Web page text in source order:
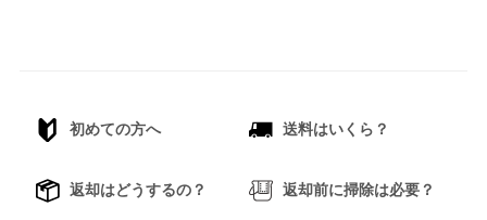
初めての方へ 送料はいくら？
返却はどうするの？ 返却前に掃除は必要？